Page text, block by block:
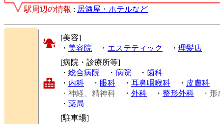
駅周辺の情報 : 居酒屋・ホテルなど
[美容]
・ 美容院 ・ エステティック ・ 理髪店
[病院・診療所等]
・ 総合病院 ・ 病院 ・ 歯科
・ 内科 ・ 眼科 ・ 耳鼻咽喉科 ・ 皮膚科
・神経、精神科 ・ 外科 ・ 整形外科
・
・ 薬局
[駐車場]